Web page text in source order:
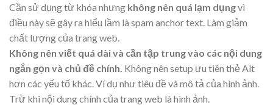
Cần sử dụng từ khóa nhưng không nên quá lạm dụngvì
điều này sẽ gây ra hiểu lầm là spam anchor text. Làm giảm
chất lượng của trang web.
Không nên viết quá dài và cần tập trung vào các nội dung
ngắn gọn và chủ đề chính. Không nên setup ưu tiên thẻ Alt
hơn các yếu tố khác. Ví dụ như tiêu đề và mô tả của hình ảnh.
Trừ khi nội dung chính của trang web là hình ảnh.